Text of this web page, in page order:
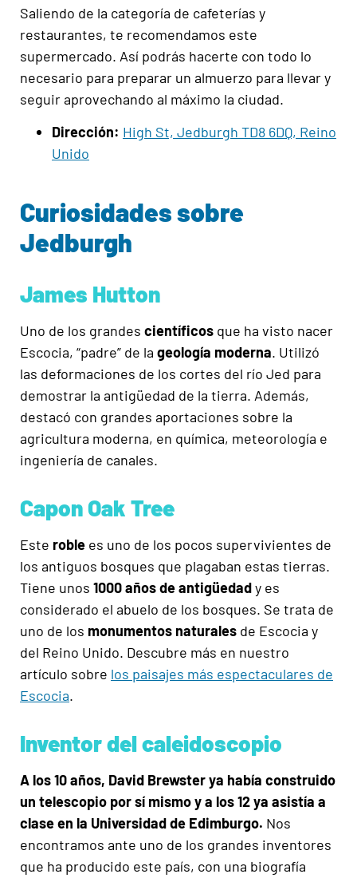
Saliendo de la categoría de cafeterías y
restaurantes, te recomendamos este
supermercado. Así podrás hacerte con todo lo
necesario para preparar un almuerzo para llevar y
seguir aprovechando al máximo la ciudad.
Dirección: High St, Jedburgh TD8 6DQ, Reino
Unido
Curiosidades sobre
Jedburgh
James Hutton
Uno de los grandes científicos que ha visto nacer
Escocia, “padre” de la geología moderna. Utilizó
las deformaciones de los cortes del río Jed para
demostrar la antigüedad de la tierra. Además,
destacó con grandes aportaciones sobre la
agricultura moderna, en química, meteorología e
ingeniería de canales.
Capon Oak Tree
Este roble es uno de los pocos supervivientes de
los antiguos bosques que plagaban estas tierras.
Tiene unos 1000 años de antigüedady es
considerado el abuelo de los bosques. Se trata de
uno de los monumentos naturales de Escocia y
del Reino Unido. Descubre más en nuestro
artículo sobre los paisajes más espectaculares de
Escocia.
Inventor del caleidoscopio
A los 10 años, David Brewster ya había construido
un telescopio por sí mismo y a los 12 ya asistía a
clase en la Universidad de Edimburgo. Nos
encontramos ante uno de los grandes inventores
que ha producido este país, con una biografía